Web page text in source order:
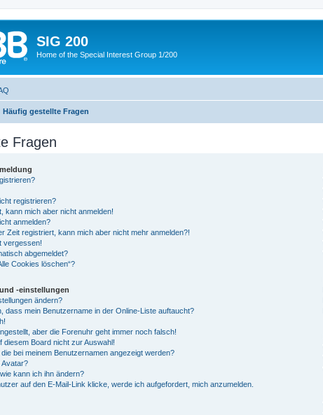
SIG 200
Home of the Special Interest Group 1/200
Häufig gestellte Fragen
Fragen
registrieren?
kann mich aber nicht anmelden!
anmelden?
Zeit registriert, kann mich aber nicht mehr anmelden?!
vergessen!
abgemeldet?
Cookies löschen“?
-einstellungen
ändern?
dass mein Benutzername in der Online-Liste auftaucht?
aber die Forenuhr geht immer noch falsch!
diesem Board nicht zur Auswahl!
bei meinem Benutzernamen angezeigt werden?
Avatar?
kann ich ihn ändern?
auf den E-Mail-Link klicke, werde ich aufgefordert, mich anzumelden.